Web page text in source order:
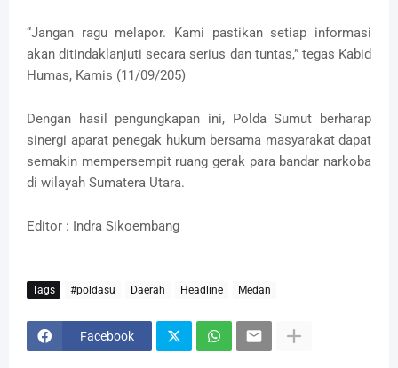
“Jangan ragu melapor. Kami pastikan setiap informasi
akan ditindaklanjuti secara serius dan tuntas,” tegas Kabid
Humas, Kamis (11/09/205)
Dengan hasil pengungkapan ini, Polda Sumut berharap
sinergi aparat penegak hukum bersama masyarakat dapat
semakin mempersempit ruang gerak para bandar narkoba
di wilayah Sumatera Utara.
Editor : Indra Sikoembang
Tags #poldasu Daerah Headline Medan
Facebook